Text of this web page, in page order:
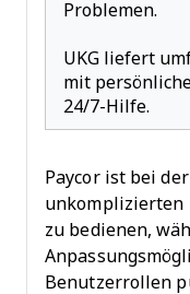
Problemen.
UKG liefert
mit
24/7-Hilfe.
Paycor ist bei
unkomplizierten
zu bedienen,
Benutzerrollen